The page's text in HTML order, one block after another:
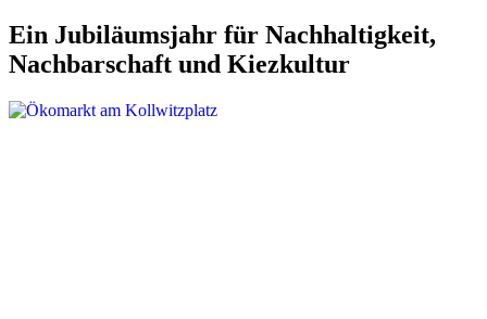
Ein Jubiläumsjahr für Nachhaltigkeit,
Nachbarschaft und Kiezkultur